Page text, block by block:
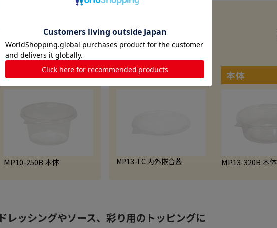
MP10-250B 本体
127
サラダやお惣菜、漬物に
蓋
MP13-TC 内外嵌合蓋
本体
MP13-320B 本体
ドレッシングやソース、彩り用のトッピングに